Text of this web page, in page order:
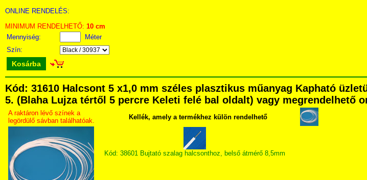
ONLINE RENDELÉS:
MINIMUM RENDELHETŐ: 10 cm
Mennyiség:
Méter
Szín:
Kosárba
Kód: 31610 Halcsont 5 x1,0 mm széles plasztikus műanyag Kapható
5. (Blaha Lujza tértől 5 percre Keleti felé bal oldalt) vagy megrendelhető
A raktáron lévő színek a
legördülő sávban találhatóak.
Kellék, amely a termékhez külön rendelhető
Kód: 38601 Bujtató szalag halcsonthoz, belső átmérő 8,5mm